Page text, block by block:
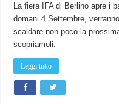
La fiera IFA di Berlino apre i
domani 4 Settembre,
scaldare non poco la
scopriamoli.
Leggi tutto